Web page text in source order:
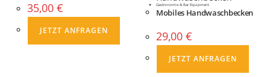
35,00 €
JETZT ANFRAGEN
Gastronomie & Bar Equipment
Mobiles Handwaschbecken
29,00 €
JETZT ANFRAGEN